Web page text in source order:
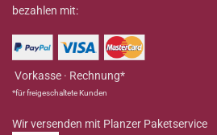
bezahlen mit:
Vorkasse · Rechnung*
*für freigeschaltete Kunden
Wir versenden mit Planzer Paketservice